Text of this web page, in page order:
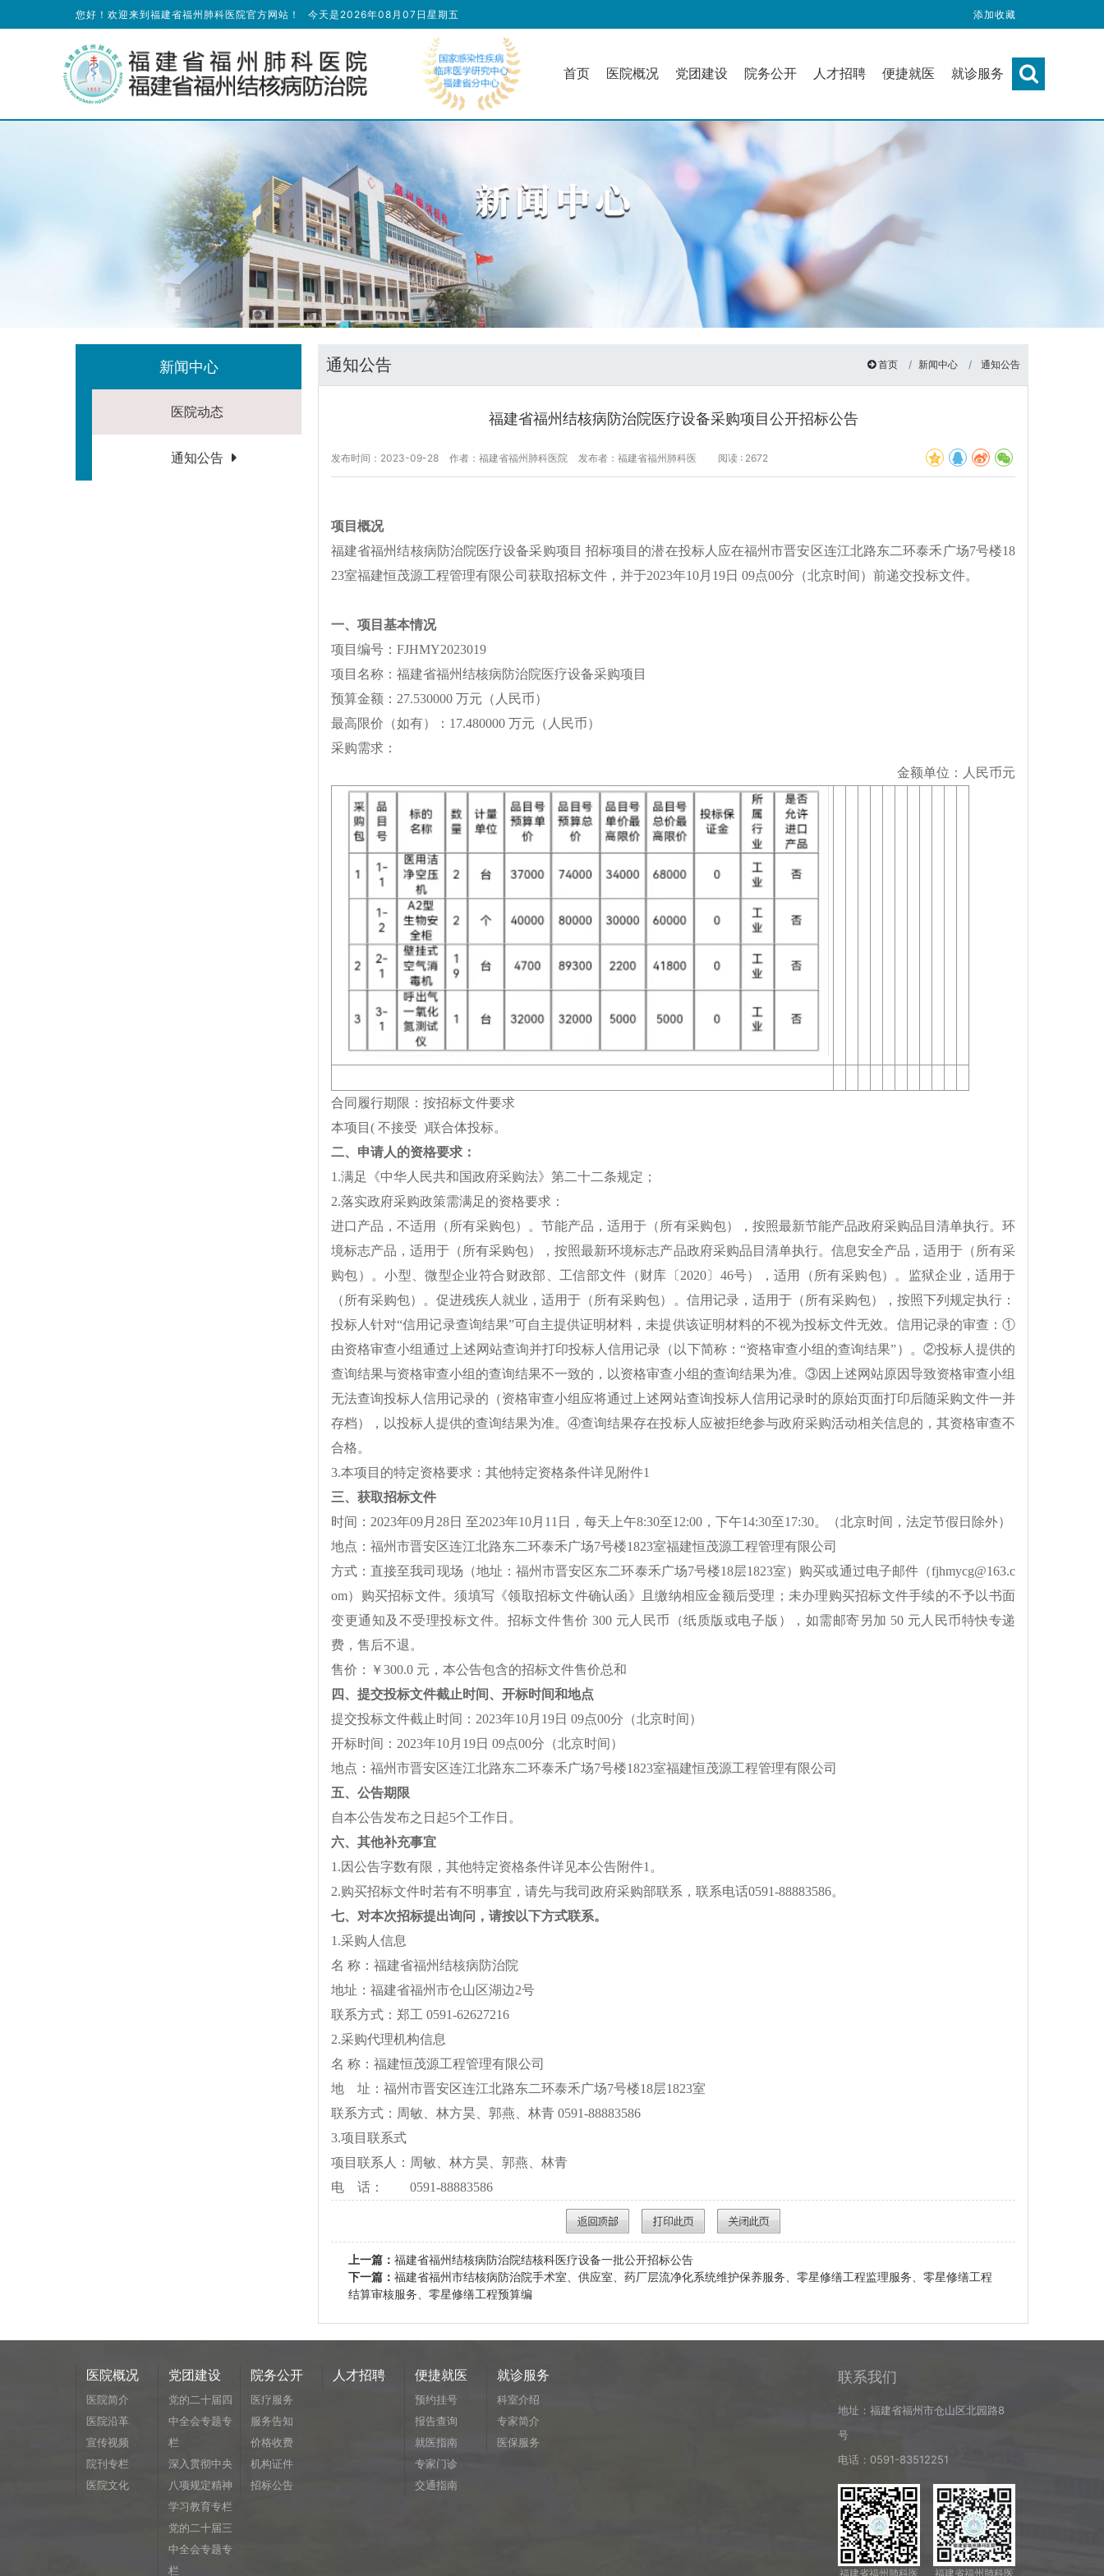
您好！欢迎来到福建省福州肺科医院官方网站！ 今天是 2026年08月07日星期五 添加收藏
首页 医院概况 党团建设 院务公开 人才招聘 便捷就医 就诊服务
新闻中心
医院动态
通知公告
通知公告 首页 新闻中心 通知公告
福建省福州结核病防治院医疗设备采购项目公开招标公告
发布时间：2023-09-28 作者：福建省福州肺科医院 发布者：福建省福州肺科医 阅读 : 2672
项目概况
福建省福州结核病防治院医疗设备采购项目 招标项目的潜在投标人应在福州市晋安区连江北路东二环泰禾广场7号楼18
23室福建恒茂源工程管理有限公司获取招标文件，并于2023年10月19日 09点00分（北京时间）前递交投标文件。
一、项目基本情况
项目编号：FJHMY2023019
项目名称：福建省福州结核病防治院医疗设备采购项目
预算金额：27.530000 万元（人民币）
最高限价（如有）：17.480000 万元（人民币）
采购需求：
金额单位：人民币元
合同履行期限：按招标文件要求
本项目( 不接受 )联合体投标。
二、申请人的资格要求：
1.满足《中华人民共和国政府采购法》第二十二条规定；
2.落实政府采购政策需满足的资格要求：
进口产品，不适用（所有采购包）。节能产品，适用于（所有采购包），按照最新节能产品政府采购品目清单执行。环
境标志产品，适用于（所有采购包），按照最新环境标志产品政府采购品目清单执行。信息安全产品，适用于（所有采
购包）。小型、微型企业符合财政部、工信部文件（财库〔2020〕46号），适用（所有采购包）。监狱企业，适用于
（所有采购包）。促进残疾人就业，适用于（所有采购包）。信用记录，适用于（所有采购包），按照下列规定执行：
投标人针对“信用记录查询结果”可自主提供证明材料，未提供该证明材料的不视为投标文件无效。信用记录的审查：①
由资格审查小组通过上述网站查询并打印投标人信用记录（以下简称：“资格审查小组的查询结果”）。②投标人提供的
查询结果与资格审查小组的查询结果不一致的，以资格审查小组的查询结果为准。③因上述网站原因导致资格审查小组
无法查询投标人信用记录的（资格审查小组应将通过上述网站查询投标人信用记录时的原始页面打印后随采购文件一并
存档），以投标人提供的查询结果为准。④查询结果存在投标人应被拒绝参与政府采购活动相关信息的，其资格审查不
合格。
3.本项目的特定资格要求：其他特定资格条件详见附件1
三、获取招标文件
时间：2023年09月28日 至2023年10月11日，每天上午8:30至12:00，下午14:30至17:30。（北京时间，法定节假日除外）
地点：福州市晋安区连江北路东二环泰禾广场7号楼1823室福建恒茂源工程管理有限公司
方式：直接至我司现场（地址：福州市晋安区东二环泰禾广场7号楼18层1823室）购买或通过电子邮件（fjhmycg@163.c
om）购买招标文件。须填写《领取招标文件确认函》且缴纳相应金额后受理；未办理购买招标文件手续的不予以书面
变更通知及不受理投标文件。招标文件售价 300 元人民币（纸质版或电子版），如需邮寄另加 50 元人民币特快专递
费，售后不退。
售价：￥300.0 元，本公告包含的招标文件售价总和
四、提交投标文件截止时间、开标时间和地点
提交投标文件截止时间：2023年10月19日 09点00分（北京时间）
开标时间：2023年10月19日 09点00分（北京时间）
地点：福州市晋安区连江北路东二环泰禾广场7号楼1823室福建恒茂源工程管理有限公司
五、公告期限
自本公告发布之日起5个工作日。
六、其他补充事宜
1.因公告字数有限，其他特定资格条件详见本公告附件1。
2.购买招标文件时若有不明事宜，请先与我司政府采购部联系，联系电话0591-88883586。
七、对本次招标提出询问，请按以下方式联系。
1.采购人信息
名 称：福建省福州结核病防治院
地址：福建省福州市仓山区湖边2号
联系方式：郑工 0591-62627216
2.采购代理机构信息
名 称：福建恒茂源工程管理有限公司
地 址：福州市晋安区连江北路东二环泰禾广场7号楼18层1823室
联系方式：周敏、林方昊、郭燕、林青 0591-88883586
3.项目联系式
项目联系人：周敏、林方昊、郭燕、林青
电 话： 0591-88883586
上一篇： 福建省福州结核病防治院结核科医疗设备一批公开招标公告
下一篇： 福建省福州市结核病防治院手术室、供应室、药厂层流净化系统维护保养服务、零星修缮工程监理服务、零星修缮工程
结算审核服务、零星修缮工程预算编
医院概况
医院简介
医院沿革
宣传视频
院刊专栏
医院文化
党团建设
党的二十届四
中全会专题专
栏
深入贯彻中央
八项规定精神
学习教育专栏
党的二十届三
中全会专题专
栏
院务公开
医疗服务
服务告知
价格收费
机构证件
招标公告
人才招聘 便捷就医
预约挂号
报告查询
就医指南
专家门诊
交通指南
就诊服务
科室介绍
专家简介
医保服务
联系我们
地址：福建省福州市仓山区北园路8
号
电话：0591-83512251
福建省福州肺科医 福建省福州肺科医